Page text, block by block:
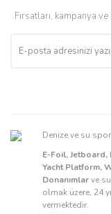
Fırsatları, kampanya
Denize ve su
E-Foil, Jetboard,
Yacht Platform,
Donanımlarve
olmak üzere, 24
vermektedir.